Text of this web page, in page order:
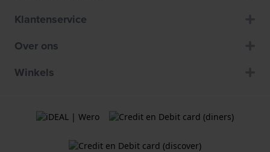
Klantenservice
Over ons
Winkels